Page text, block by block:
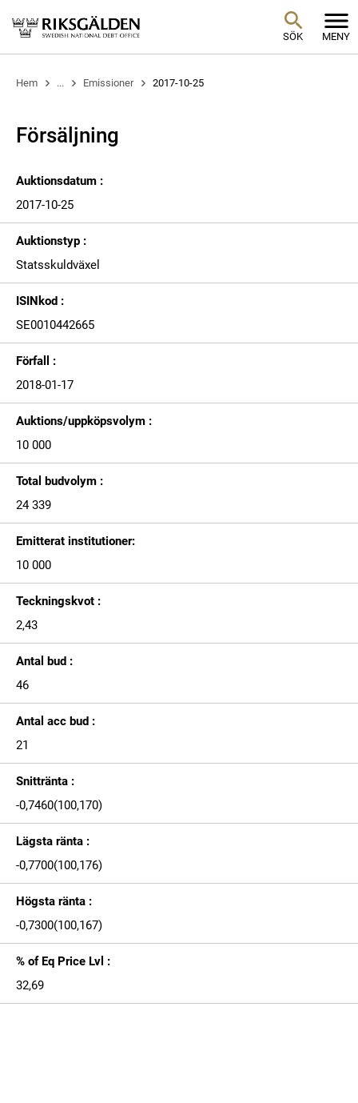
SÖK MENY
Hem ... Emissioner 2017-10-25
Försäljning
Auktionsdatum :
2017-10-25
Auktionstyp :
Statsskuldväxel
ISINkod :
SE0010442665
Förfall :
2018-01-17
Auktions/uppköpsvolym :
10 000
Total budvolym :
24 339
Emitterat institutioner:
10 000
Teckningskvot :
2,43
Antal bud :
46
Antal acc bud :
21
Snittränta :
-0,7460(100,170)
Lägsta ränta :
-0,7700(100,176)
Högsta ränta :
-0,7300(100,167)
% of Eq Price Lvl :
32,69